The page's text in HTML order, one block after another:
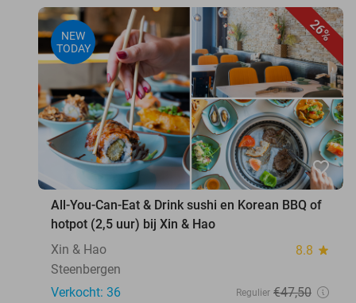
26%
NEW
TODAY
favorite_border
All-You-Can-Eat & Drink sushi en Korean BBQ of
hotpot (2,5 uur) bij Xin & Hao
Xin & Hao
8.8 star
Steenbergen
Verkocht: 36
Regulier €47,50